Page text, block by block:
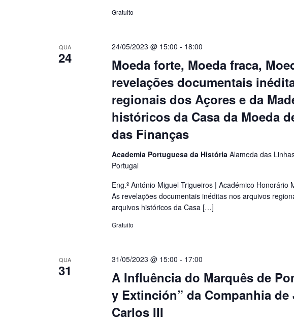
Gratuito
QUA
24
Moeda forte, Moeda fraca,
revelações documentais
regionais dos Açores e da
históricos da Casa da Moeda
das Finanças
24/05/2023 @ 15:00 - 18:00
Academia Portuguesa da História Alameda das
Portugal
Eng.º António Miguel Trigueiros | Académico
As revelações documentais inéditas nos arquivos
arquivos históricos da Casa […]
Gratuito
QUA
31
A Influência do Marquês de
y Extinción” da Companhia
Carlos III
31/05/2023 @ 15:00 - 17:00